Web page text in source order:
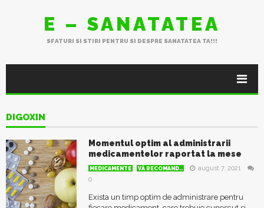
E – SANATATEA
SFATURI SI STIRI PENTRU SI DESPRE SANATATEA TA!!!
DIGOXIN
Momentul optim al administrarii
medicamentelor raportat la mese
MEDICAMENTE VĂ RECOMAND..
august 7, 2021
0
Exista un timp optim de administrare pentru